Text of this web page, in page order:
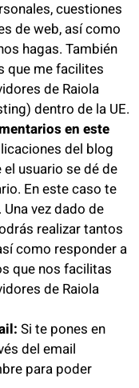
cuestiones
de web, así como
hagas. También
que me facilites
de Raiola
dentro de la UE.
en este
del blog
usuario se dé de
En este caso te
vez dado de
realizar tantos
como responder a
que nos facilitas
de Raiola
Si te pones en
del email
para poder